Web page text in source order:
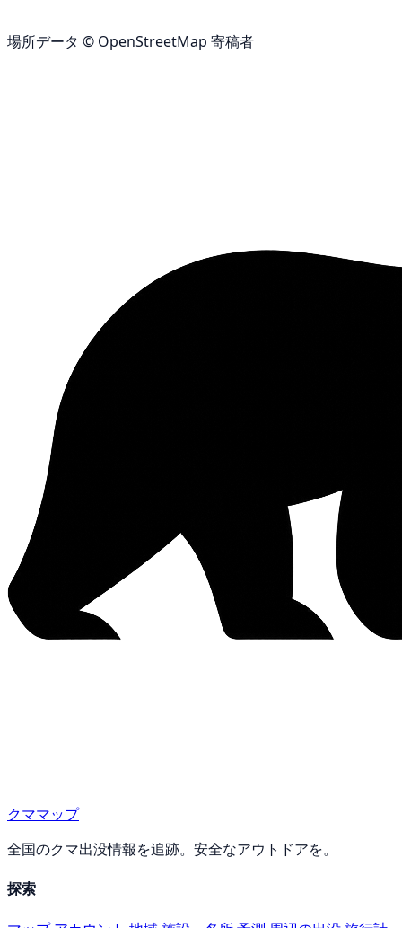
場所データ © OpenStreetMap 寄稿者
クママップ
全国のクマ出没情報を追跡。安全なアウトドアを。
探索